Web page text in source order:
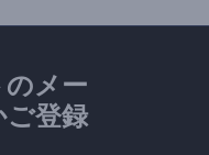
メー
登録